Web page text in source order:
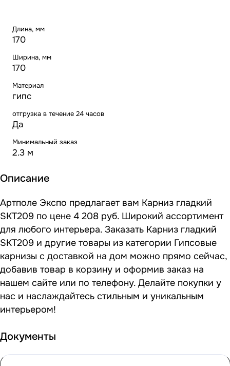
Длина, мм
170
Ширина, мм
170
Материал
гипс
отгрузка в течение 24 часов
Да
Минимальный заказ
2.3 м
Описание
Артполе Экспо предлагает вам Карниз гладкий
SKT209 по цене 4 208 руб. Широкий ассортимент
для любого интерьера. Заказать Карниз гладкий
SKT209 и другие товары из категории Гипсовые
карнизы с доставкой на дом можно прямо сейчас,
добавив товар в корзину и оформив заказ на
нашем сайте или по телефону. Делайте покупки у
нас и наслаждайтесь стильным и уникальным
интерьером!
Документы